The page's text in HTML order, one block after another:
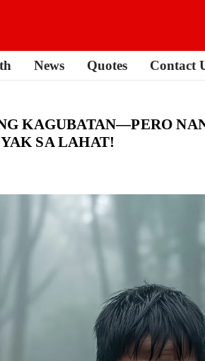
News Quotes Contact
KAGUBATAN—PERO
SA LAHAT!